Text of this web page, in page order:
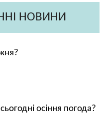
НОВИНИ
осіння погода?